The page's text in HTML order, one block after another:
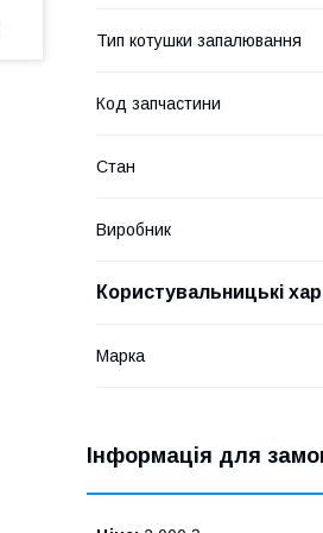
Тип котушки запалювання
Код запчастини
Стан
Виробник
Користувальницькі
Марка
Інформація для